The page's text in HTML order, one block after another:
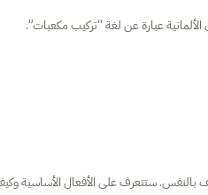
عبارة عن لغة “تركيب مكعبات”.